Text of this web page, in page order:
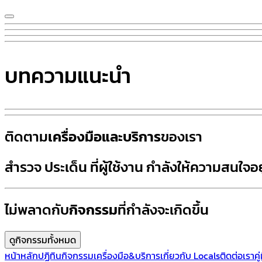
บทความแนะนำ
ติดตามเครื่องมือและบริการของเรา
สำรวจประเด็น ที่ผู้ใช้งาน กำลังให้ความสนใจ
ไม่พลาดกับกิจกรรมที่กำลังจะเกิดขึ้น
ดูกิจกรรมทั้งหมด
หน้าหลักปฏิทินกิจกรรมเครื่องมือ&บริการเกี่ยวกับ Localsติดต่อเรา